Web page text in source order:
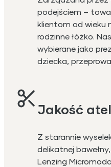
podejściem –
klientom od wieku
rodzinne łóżko.
wybierane jako
dziecka,
Jakość
Z starannie
delikatnej
Lenzing